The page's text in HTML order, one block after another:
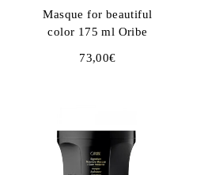
Masque for beautiful
color 175 ml Oribe
73,00€